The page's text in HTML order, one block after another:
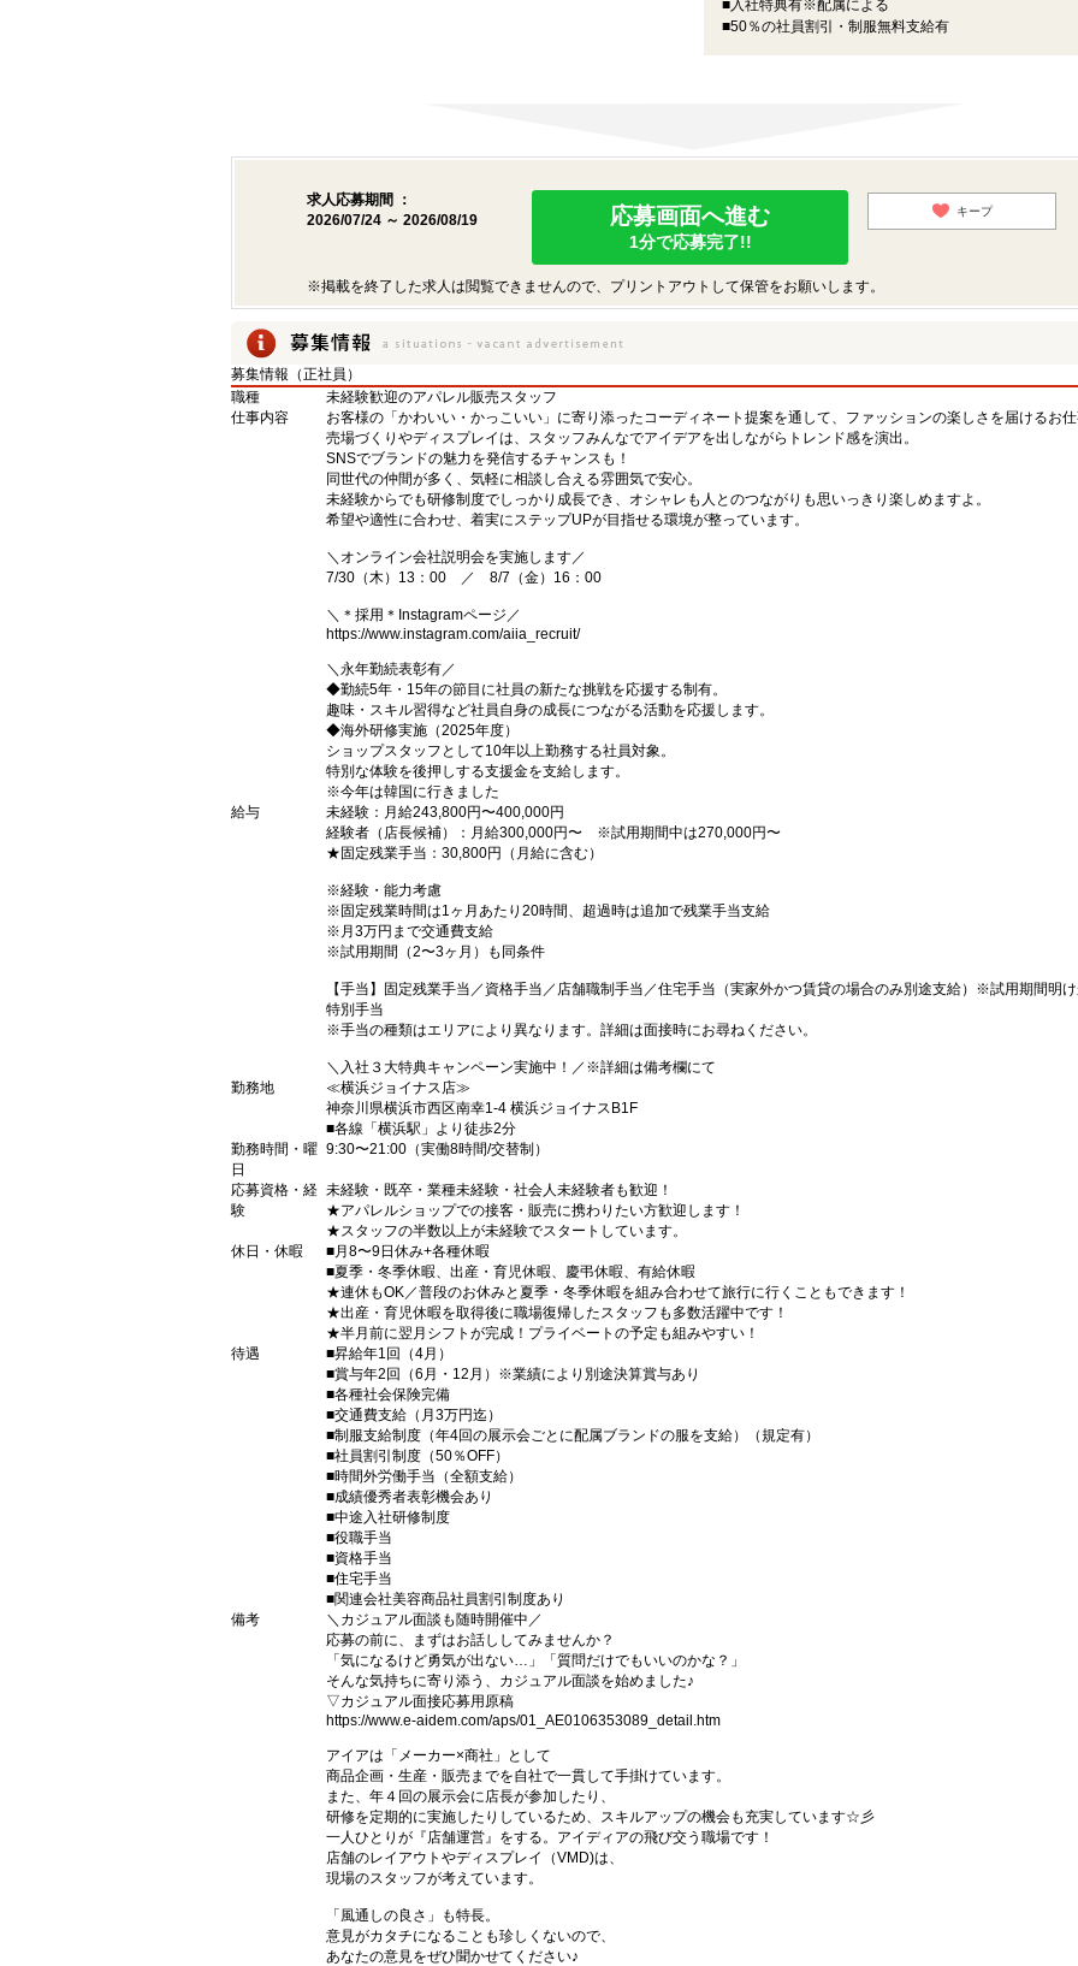
■入社特典有※配属による
■50％の社員割引・制服無料支給有
求人応募期間 ：
2026/07/24 ～ 2026/08/19
応募画面へ進む
1分で応募完了!!
キープ
※掲載を終了した求人は閲覧できませんので、プリントアウトして保管をお願いします。
募集情報（正社員）
職種
未経験歓迎のアパレル販売スタッフ
仕事内容
お客様の「かわいい・かっこいい」に寄り添ったコーディネート提案を通して、ファッションの楽しさを届けるお
売場づくりやディスプレイは、スタッフみんなでアイデアを出しながらトレンド感を演出。
SNSでブランドの魅力を発信するチャンスも！
同世代の仲間が多く、気軽に相談し合える雰囲気で安心。
未経験からでも研修制度でしっかり成長でき、オシャレも人とのつながりも思いっきり楽しめますよ。
希望や適性に合わせ、着実にステップUPが目指せる環境が整っています。
＼オンライン会社説明会を実施します／
7/30（木）13：00 ／ 8/7（金）16：00
＼＊採用＊Instagramページ／
https://www.instagram.com/aiia_recruit/
＼永年勤続表彰有／
◆勤続5年・15年の節目に社員の新たな挑戦を応援する制有。
趣味・スキル習得など社員自身の成長につながる活動を応援します。
◆海外研修実施（2025年度）
ショップスタッフとして10年以上勤務する社員対象。
特別な体験を後押しする支援金を支給します。
※今年は韓国に行きました
給与
未経験：月給243,800円〜400,000円
経験者（店長候補）：月給300,000円〜 ※試用期間中は270,000円〜
★固定残業手当：30,800円（月給に含む）
※経験・能力考慮
※固定残業時間は1ヶ月あたり20時間、超過時は追加で残業手当支給
※月3万円まで交通費支給
※試用期間（2〜3ヶ月）も同条件
【手当】固定残業手当／資格手当／店舗職制手当／住宅手当（実家外かつ賃貸の場合のみ別途支給）※試用期間明
特別手当
※手当の種類はエリアにより異なります。詳細は面接時にお尋ねください。
＼入社３大特典キャンペーン実施中！／※詳細は備考欄にて
勤務地
≪横浜ジョイナス店≫
神奈川県横浜市西区南幸1-4 横浜ジョイナスB1F
■各線「横浜駅」より徒歩2分
勤務時間・曜
日
9:30〜21:00（実働8時間/交替制）
応募資格・経
験
未経験・既卒・業種未経験・社会人未経験者も歓迎！
★アパレルショップでの接客・販売に携わりたい方歓迎します！
★スタッフの半数以上が未経験でスタートしています。
休日・休暇
■月8〜9日休み+各種休暇
■夏季・冬季休暇、出産・育児休暇、慶弔休暇、有給休暇
★連休もOK／普段のお休みと夏季・冬季休暇を組み合わせて旅行に行くこともできます！
★出産・育児休暇を取得後に職場復帰したスタッフも多数活躍中です！
★半月前に翌月シフトが完成！プライベートの予定も組みやすい！
待遇
■昇給年1回（4月）
■賞与年2回（6月・12月）※業績により別途決算賞与あり
■各種社会保険完備
■交通費支給（月3万円迄）
■制服支給制度（年4回の展示会ごとに配属ブランドの服を支給）（規定有）
■社員割引制度（50％OFF）
■時間外労働手当（全額支給）
■成績優秀者表彰機会あり
■中途入社研修制度
■役職手当
■資格手当
■住宅手当
■関連会社美容商品社員割引制度あり
備考
＼カジュアル面談も随時開催中／
応募の前に、まずはお話ししてみませんか？
「気になるけど勇気が出ない…」「質問だけでもいいのかな？」
そんな気持ちに寄り添う、カジュアル面談を始めました♪
▽カジュアル面接応募用原稿
https://www.e-aidem.com/aps/01_AE0106353089_detail.htm
アイアは「メーカー×商社」として
商品企画・生産・販売までを自社で一貫して手掛けています。
また、年４回の展示会に店長が参加したり、
研修を定期的に実施したりしているため、スキルアップの機会も充実しています☆彡
一人ひとりが『店舗運営』をする。アイディアの飛び交う職場です！
店舗のレイアウトやディスプレイ（VMD)は、
現場のスタッフが考えています。
「風通しの良さ」も特長。
意見がカタチになることも珍しくないので、
あなたの意見をぜひ聞かせてください♪